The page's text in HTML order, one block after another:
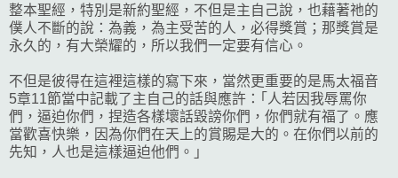
整本聖經，特別是新約聖經，不但是主自己說，也藉著祂的
僕人不斷的說：為義，為主受苦的人，必得獎賞；那獎賞是
永久的，有大榮耀的，所以我們一定要有信心。
不但是彼得在這裡這樣的寫下來，當然更重要的是馬太福音
5章11節當中記載了主自己的話與應許：｢人若因我辱罵你
們，逼迫你們，捏造各樣壞話毀謗你們，你們就有福了。應
當歡喜快樂，因為你們在天上的賞賜是大的。在你們以前的
先知，人也是這樣逼迫他們。｣